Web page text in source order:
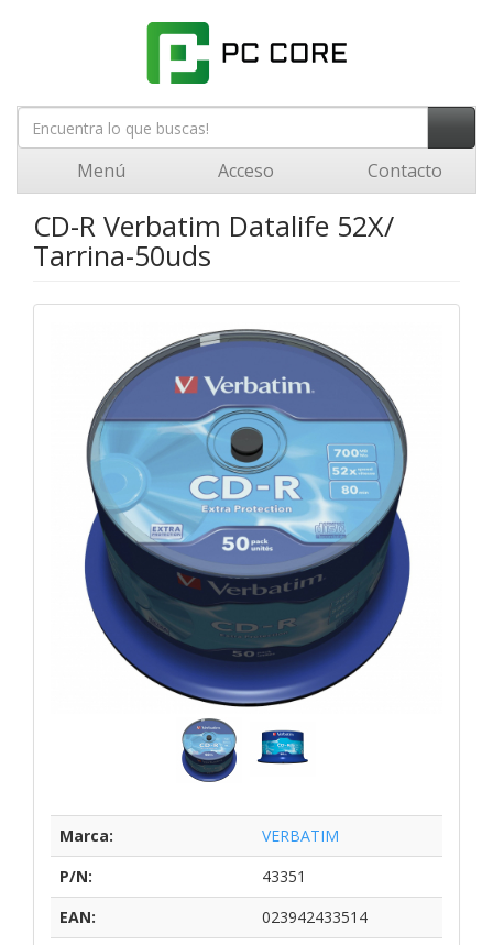
Menú Acceso Contacto
CD-R Verbatim Datalife 52X/
Tarrina-50uds
Marca:
VERBATIM
P/N:
43351
EAN:
023942433514